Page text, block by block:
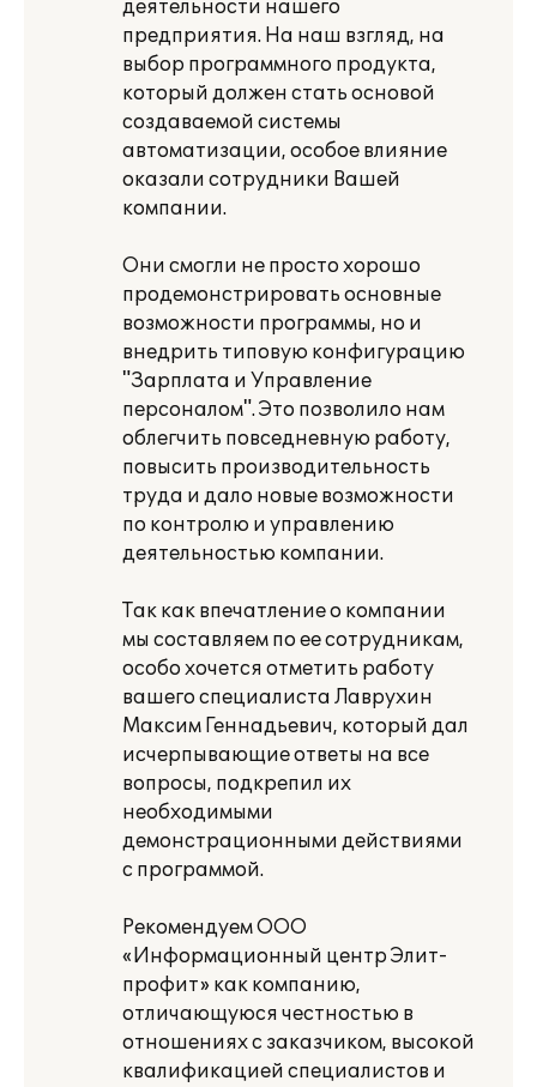
деятельности нашего
предприятия. На наш взгляд, на
выбор программного продукта,
который должен стать основой
создаваемой системы
автоматизации, особое влияние
оказали сотрудники Вашей
компании.
Они смогли не просто хорошо
продемонстрировать основные
возможности программы, но и
внедрить типовую конфигурацию
"Зарплата и Управление
персоналом". Это позволило нам
облегчить повседневную работу,
повысить производительность
труда и дало новые возможности
по контролю и управлению
деятельностью компании.
Так как впечатление о компании
мы составляем по ее сотрудникам,
особо хочется отметить работу
вашего специалиста Лаврухин
Максим Геннадьевич, который дал
исчерпывающие ответы на все
вопросы, подкрепил их
необходимыми
демонстрационными действиями
с программой.
Рекомендуем ООО
«Информационный центр Элит-
профит» как компанию,
отличающуюся честностью в
отношениях с заказчиком, высокой
квалификацией специалистов и